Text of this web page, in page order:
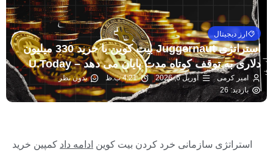
ارز دیجیتال
استراتژی Juggernaut بیت کوین با خرید 330 میلیون
دلاری به توقف کوتاه مدت پایان می دهد – U.Today
امیر کرمی آوریل 6, 2026 4:21 ب.ظ
بدون نظر
بازدید: 26
استراتژی سازمانی خرد کردن بیت کوین ادامه داد کمپین خرید